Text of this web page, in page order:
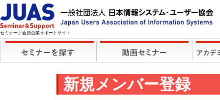
セミナー／会員企業サポートサイト
新規メンバー登録